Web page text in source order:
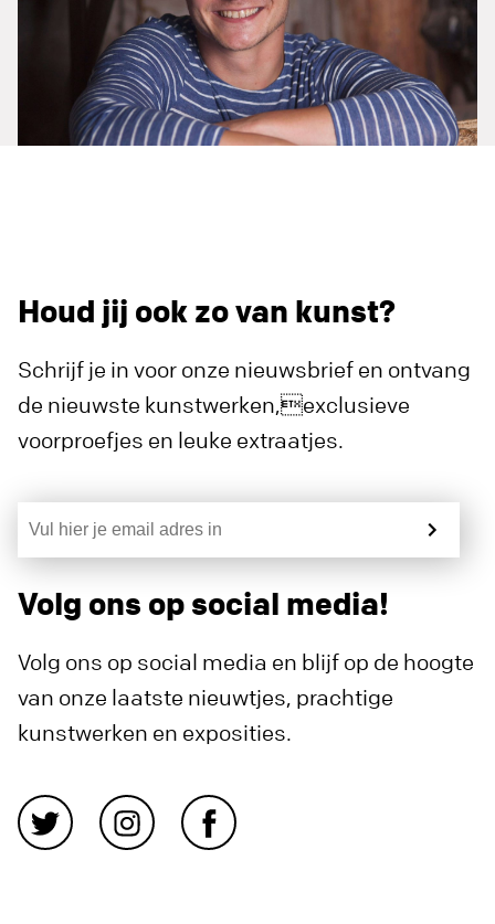
Houd jij ook zo van kunst?
Schrijf je in voor onze nieuwsbrief en ontvang
de nieuwste kunstwerken,exclusieve
voorproefjes en leuke extraatjes.
Volg ons op social media!
Volg ons op social media en blijf op de hoogte
van onze laatste nieuwtjes, prachtige
kunstwerken en exposities.